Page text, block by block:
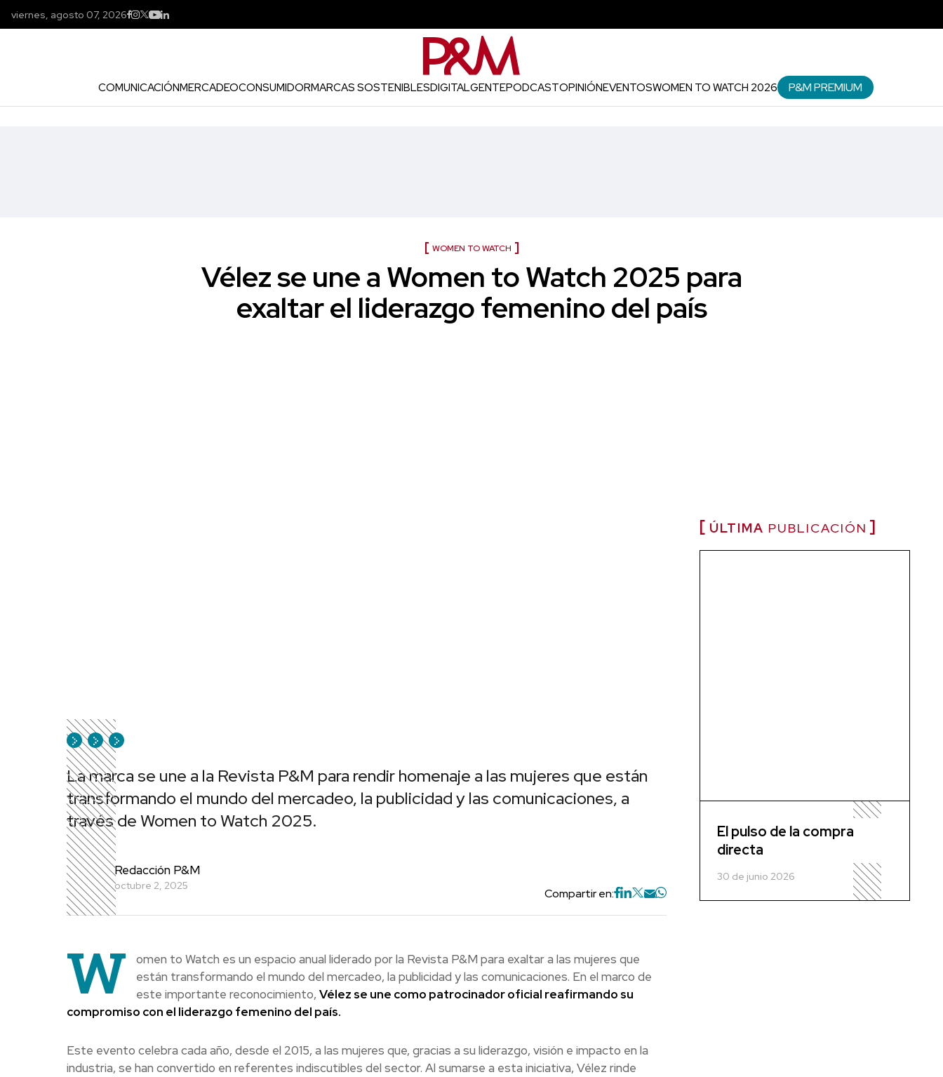
viernes, agosto 07, 2026
COMUNICACIÓNMERCADEOCONSUMIDORMARCAS SOSTENIBLESDIGITALGENTEPODCASTOPINIÓNEVENTOSWOMEN TO WATCH 2026 P&M PREMIUM
WOMEN TO WATCH
Vélez se une a Women to Watch 2025 para
exaltar el liderazgo femenino del país
La marca se une a la Revista P&M para rendir homenaje a las mujeres que están
transformando el mundo del mercadeo, la publicidad y las comunicaciones, a
través de Women to Watch 2025.
Redacción P&M
octubre 2, 2025
Compartir en:
W
omen to Watch es un espacio anual liderado por la Revista P&M para exaltar a las mujeres que
están transformando el mundo del mercadeo, la publicidad y las comunicaciones. En el marco de
este importante reconocimiento, Vélez se une como patrocinador oficial reafirmando su
compromiso con el liderazgo femenino del país.
Este evento celebra cada año, desde el 2015, a las mujeres que, gracias a su liderazgo, visión e impacto en la
industria, se han convertido en referentes indiscutibles del sector. Al sumarse a esta iniciativa, Vélez rinde
ÚLTIMA PUBLICACIÓN
El pulso de la compra
directa
30 de junio 2026